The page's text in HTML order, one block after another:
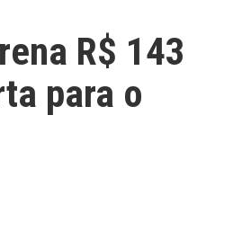
R$ 143
para o